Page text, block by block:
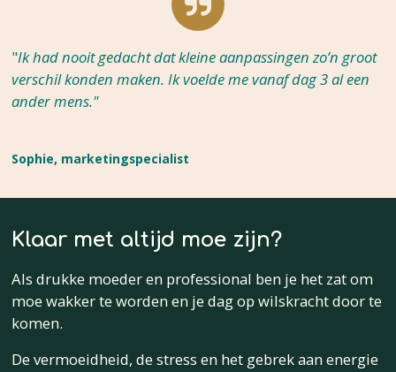
"Ik had nooit gedacht dat kleine aanpassingen zo’n groot
verschil konden maken. Ik voelde me vanaf dag 3 al een
ander mens."
Sophie, marketingspecialist
Klaar met altijd moe zijn?
Als drukke moeder en professional ben je het zat om
moe wakker te worden en je dag op wilskracht door te
komen.
De vermoeidheid, de stress en het gebrek aan energie